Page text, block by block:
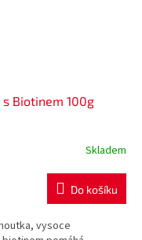
Biotinem 100g
Skladem
Do košíku
vysoce